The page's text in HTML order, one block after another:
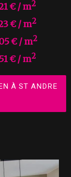
€ / m2
€ / m2
€ / m2
€ / m2
À ST ANDRE